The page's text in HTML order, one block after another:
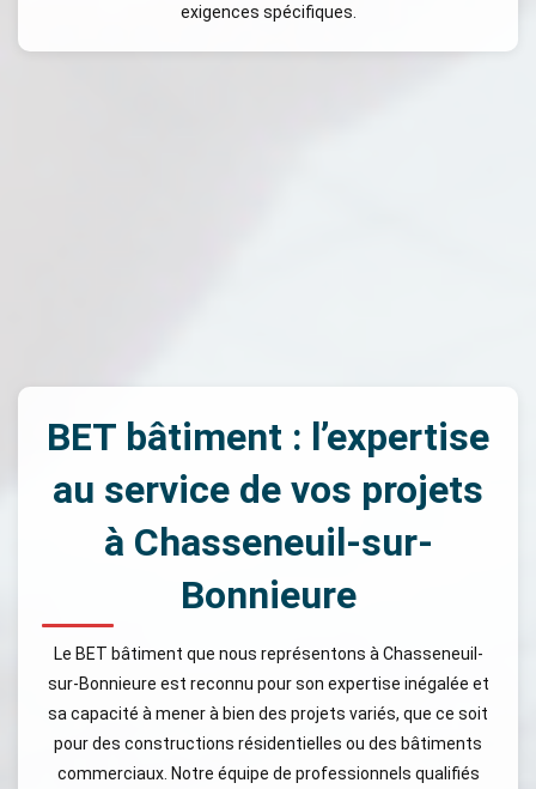
exigences spécifiques.
BET bâtiment : l’expertise
au service de vos projets
à Chasseneuil-sur-
Bonnieure
Le BET bâtiment que nous représentons à Chasseneuil-
sur-Bonnieure est reconnu pour son expertise inégalée et
sa capacité à mener à bien des projets variés, que ce soit
pour des constructions résidentielles ou des bâtiments
commerciaux. Notre équipe de professionnels qualifiés